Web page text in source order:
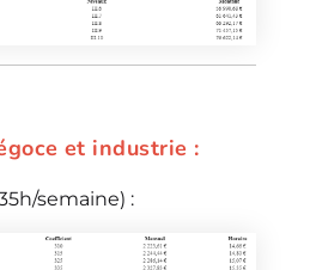
et industrie :
semaine) :